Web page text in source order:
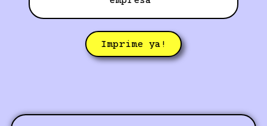
Imprime ya!